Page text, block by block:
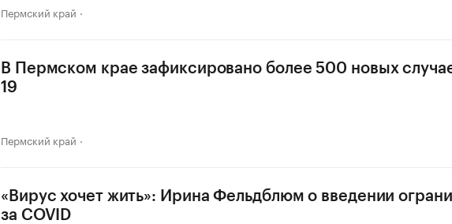
Пермский край
В Пермском крае зафиксировано более 500 новых
19
Пермский край
«Вирус хочет жить»: Ирина Фельдблюм о введении
за COVID